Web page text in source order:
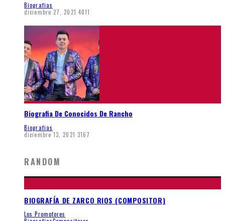
Biografias
diciembre 27, 2021 4011
Biografia De Conocidos De Rancho
Biografias
diciembre 13, 2021 3167
RANDOM
BIOGRAFÍA DE ZARCO RIOS (COMPOSITOR)
Los Promotores